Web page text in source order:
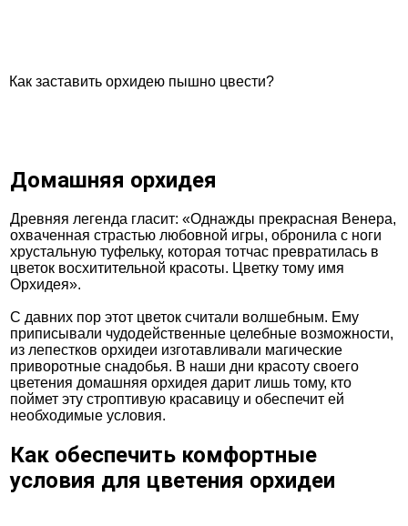
Как заставить орхидею пышно цвести?
Домашняя орхидея
Древняя легенда гласит: «Однажды прекрасная Венера,
охваченная страстью любовной игры, обронила с ноги
хрустальную туфельку, которая тотчас превратилась в
цветок восхитительной красоты. Цветку тому имя
Орхидея».
С давних пор этот цветок считали волшебным. Ему
приписывали чудодейственные целебные возможности,
из лепестков орхидеи изготавливали магические
приворотные снадобья. В наши дни красоту своего
цветения домашняя орхидея дарит лишь тому, кто
поймет эту строптивую красавицу и обеспечит ей
необходимые условия.
Как обеспечить комфортные
условия для цветения орхидеи